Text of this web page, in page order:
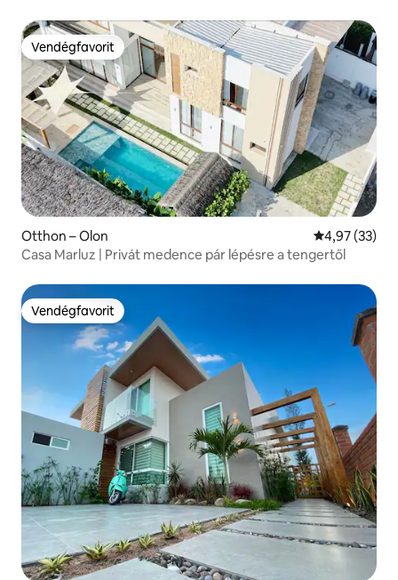
Vendégfavorit
Vendégfavorit
Otthon – Olon Átlagos
4,97 (33)
Casa Marluz | Privát medence pár lépésre a tengertől
Vendégfavorit
Vendégfavorit